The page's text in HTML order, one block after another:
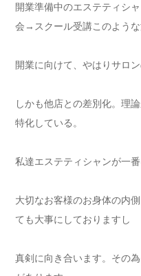
開業準備中のエステティシ
会→スクール受講このような
開業に向けて、やはりサロ
しかも他店との差別化。理
特化している。
私達エステティシャンが一
大切なお客様のお身体の内
ても大事にしておりますし
真剣に向き合います。その